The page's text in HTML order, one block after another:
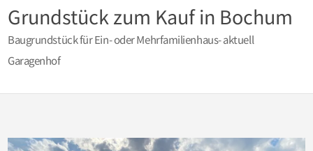
Grundstück zum Kauf in Bochum
Baugrundstück für Ein- oder Mehrfamilienhaus- aktuell
Garagenhof